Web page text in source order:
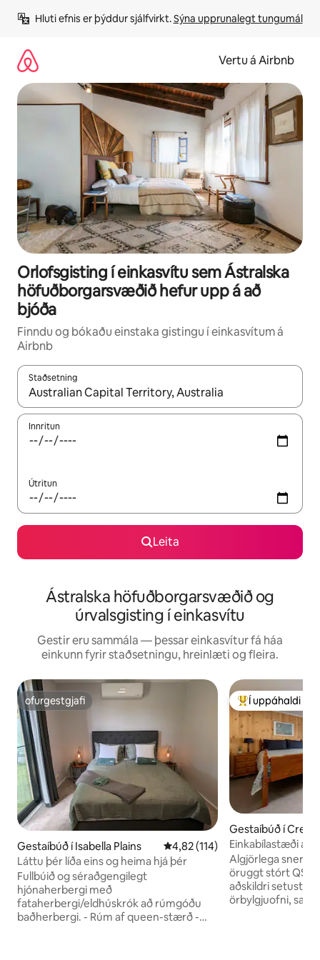
beint
Hluti efnis er þýddur sjálfvirkt. Sýna upprunalegt tungumál
Vertu á Airbnb
Orlofsgisting í einkasvítu sem Ástralska
höfuðborgarsvæðið hefur upp á að
bjóða
Finndu og bókaðu einstaka gistingu í einkasvítum á
Airbnb
Staðsetning
Þegar niðurstöður liggja fyrir skaltu nota upp og niður
Innritun
Útritun
Leita
Ástralska höfuðborgarsvæðið og
úrvalsgisting í einkasvítu
Gestir eru sammála — þessar einkasvítur fá háa
einkunn fyrir staðsetningu, hreinlæti og fleira.
ofurgestgjafi
ofurgestgjafi
Gestaíbúð í Isabella Plains 4,82 af 5 í meðaleinkunn, 114
4,82 (114)
Láttu þér líða eins og heima hjá þér
Fullbúið og séraðgengilegt
hjónaherbergi með
fataherbergi/eldhúskrók að rúmgóðu
baðherbergi. - Rúm af queen-stærð -
Í mestu
Í uppáhaldi
Gestaíbúð í
Einkabílastæði á
stað. Gestgjafi er
Algjörlega
öruggt stórt QS
aðskildri
örbylgjuofni,